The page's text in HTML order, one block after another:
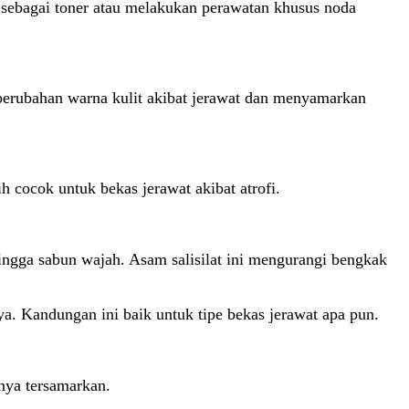
toner atau melakukan perawatan khusus noda
warna kulit akibat jerawat dan menyamarkan
cocok untuk bekas jerawat akibat atrofi.
sabun wajah. Asam salisilat ini mengurangi bengkak
Kandungan ini baik untuk tipe bekas jerawat apa pun.
tersamarkan.